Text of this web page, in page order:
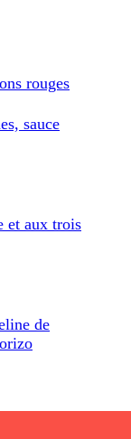
rouges
sauce
et aux trois
de